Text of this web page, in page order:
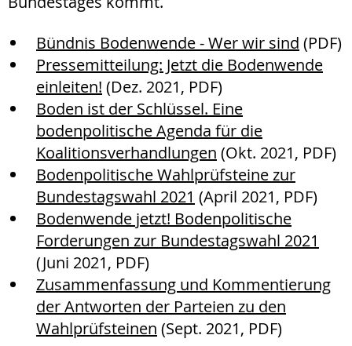
Bündnis Bodenwende - Wer wir sind (PDF)
Pressemitteilung: Jetzt die Bodenwende
einleiten! (Dez. 2021, PDF)
Boden ist der Schlüssel. Eine
bodenpolitische Agenda für die
Koalitionsverhandlungen (Okt. 2021, PDF)
Bodenpolitische Wahlprüfsteine zur
Bundestagswahl 2021 (April 2021, PDF)
Bodenwende jetzt! Bodenpolitische
Forderungen zur Bundestagswahl 2021
(Juni 2021, PDF)
Zusammenfassung und Kommentierung
der Antworten der Parteien zu den
Wahlprüfsteinen (Sept. 2021, PDF)